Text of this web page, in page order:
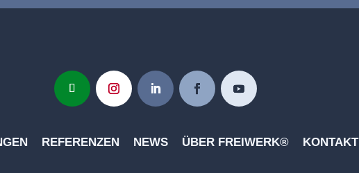
REFERENZEN NEWS ÜBER FREIWERK® KONTAKT